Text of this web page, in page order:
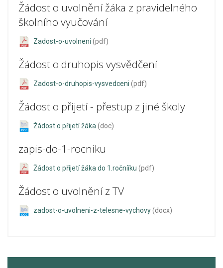
Žádost o uvolnění žáka z pravidelného
školního vyučování
Zadost-o-uvolneni (pdf)
Žádost o druhopis vysvědčení
Zadost-o-druhopis-vysvedceni (pdf)
Žádost o přijetí - přestup z jiné školy
Žádost o přijetí žáka (doc)
zapis-do-1-rocniku
Žádost o přijetí žáka do 1.ročnííku (pdf)
Žádost o uvolnění z TV
zadost-o-uvolneni-z-telesne-vychovy(docx)